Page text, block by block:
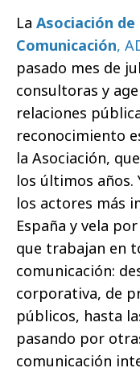
La Asociación
Comunicación,
pasado mes de
consultoras y
relaciones
reconocimiento
la Asociación,
los últimos años.
los actores más
España y vela
que trabajan en
comunicación:
corporativa, de
públicos, hasta
pasando por
comunicación